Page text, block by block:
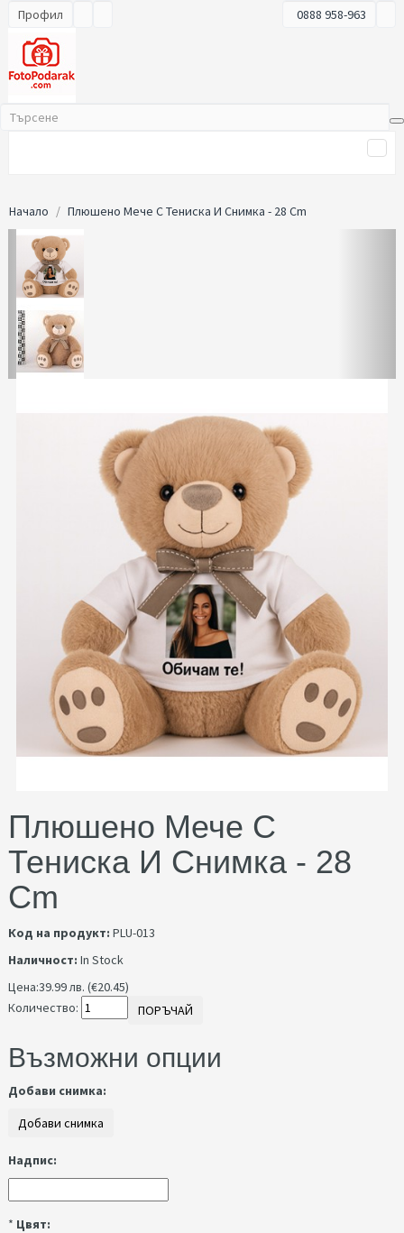
Профил 0888 958-963
Начало Плюшено Мече С Тениска И Снимка - 28 Cm
Плюшено Мече С
Тениска И Снимка - 28
Cm
Код на продукт: PLU-013
Наличност: In Stock
Цена:39.99 лв. (€20.45)
Количество:
ПОРЪЧАЙ
Възможни опции
Добави снимка:
Надпис:
* Цвят: